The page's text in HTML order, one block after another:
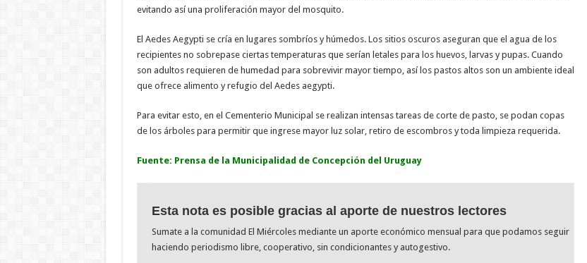
evitando así una proliferación mayor del mosquito.
El Aedes Aegypti se cría en lugares sombríos y húmedos. Los sitios oscuros aseguran que el agua de los
recipientes no sobrepase ciertas temperaturas que serían letales para los huevos, larvas y pupas. Cuando
son adultos requieren de humedad para sobrevivir mayor tiempo, así los pastos altos son un ambiente ideal
que ofrece alimento y refugio del Aedes aegypti.
Para evitar esto, en el Cementerio Municipal se realizan intensas tareas de corte de pasto, se podan copas
de los árboles para permitir que ingrese mayor luz solar, retiro de escombros y toda limpieza requerida.
Fuente: Prensa de la Municipalidad de Concepción del Uruguay
Esta nota es posible gracias al aporte de nuestros lectores
Sumate a la comunidad El Miércoles mediante un aporte económico mensual para que podamos seguir
haciendo periodismo libre, cooperativo, sin condicionantes y autogestivo.